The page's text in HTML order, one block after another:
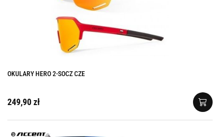
OKULARY HERO 2-SOCZ CZE
249,90 zł